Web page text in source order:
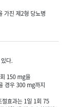
가진 제2형 당뇨병
다.
150 mg을
경우 300 mg까지
절효과는 1일 1회 75